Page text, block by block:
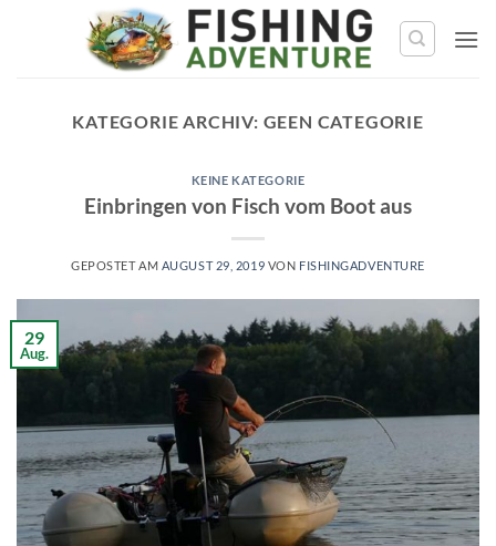
KATEGORIE ARCHIV: GEEN CATEGORIE
KEINE KATEGORIE
Einbringen von Fisch vom Boot aus
GEPOSTET AM AUGUST 29, 2019 VON FISHINGADVENTURE
29
Aug.